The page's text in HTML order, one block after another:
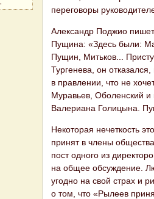
переговоры
Александр Поджио
Пущина: «Здесь были:
Пущин, Митьков...
Тургенева, он
в правлении, что не
Муравьев, Оболенский и
Валериана Голицына.
Некоторая нечеткость
принят в члены
пост одного из
на общее обсуждение.
угодно на свой страх и
о том, что «Рылеев